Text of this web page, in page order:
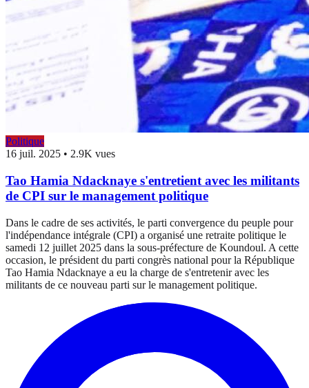
Politique
16 juil. 2025 • 2.9K vues
Tao Hamia Ndacknaye s'entretient avec les militants
de CPI sur le management politique
Dans le cadre de ses activités, le parti convergence du peuple pour
l'indépendance intégrale (CPI) a organisé une retraite politique le
samedi 12 juillet 2025 dans la sous-préfecture de Koundoul. A cette
occasion, le président du parti congrès national pour la République
Tao Hamia Ndacknaye a eu la charge de s'entretenir avec les
militants de ce nouveau parti sur le management politique.